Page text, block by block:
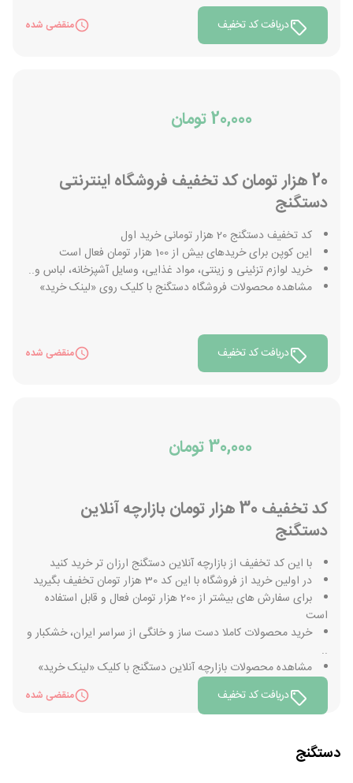
دریافت کد تخفیف منقضی شده
20,000 تومان
20 هزار تومان کد تخفیف فروشگاه اینترنتی
دستگنج
کد تخفیف دستگنج 20 هزار تومانی خرید اول
این کوپن برای خریدهای بیش از 100 هزار تومان فعال است
خرید لوازم تزئینی و زینتی، مواد غذایی، وسایل آشپزخانه، لباس و..
مشاهده محصولات فروشگاه دستگنج با کلیک روی «لینک خرید»
دریافت کد تخفیف منقضی شده
30,000 تومان
کد تخفیف 30 هزار تومان بازارچه آنلاین
دستگنج
با این کد تخفیف از بازارچه آنلاین دستگنج ارزان تر خرید کنید
در اولین خرید از فروشگاه با این کد 30 هزار تومان تخفیف بگیرید
برای سفارش های بیشتر از 200 هزار تومان فعال و قابل استفاده
است
خرید محصولات کاملا دست ساز و خانگی از سراسر ایران، خشکبار و
..
مشاهده محصولات بازارچه آنلاین دستگنج با کلیک «لینک خرید»
دریافت کد تخفیف
منقضی شده
دستگنج